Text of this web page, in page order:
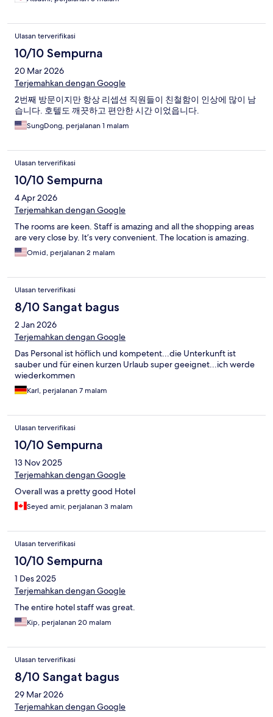
Ulasan terverifikasi
10/10 Sempurna
20 Mar 2026
Terjemahkan dengan Google
2번째 방문이지만 항상 리셉션 직원들이 친철함이 인상에 많이 남
습니다. 호텔도 깨끗하고 편안한 시간 이었읍니다.
SungDong, perjalanan 1 malam
Ulasan terverifikasi
10/10 Sempurna
4 Apr 2026
Terjemahkan dengan Google
The rooms are keen. Staff is amazing and all the shopping areas
are very close by. It’s very convenient. The location is amazing.
Omid, perjalanan 2 malam
Ulasan terverifikasi
8/10 Sangat bagus
2 Jan 2026
Terjemahkan dengan Google
Das Personal ist höflich und kompetent...die Unterkunft ist
sauber und für einen kurzen Urlaub super geeignet...ich werde
wiederkommen
Karl, perjalanan 7 malam
Ulasan terverifikasi
10/10 Sempurna
13 Nov 2025
Terjemahkan dengan Google
Overall was a pretty good Hotel
Seyed amir, perjalanan 3 malam
Ulasan terverifikasi
10/10 Sempurna
1 Des 2025
Terjemahkan dengan Google
The entire hotel staff was great.
Kip, perjalanan 20 malam
Ulasan terverifikasi
8/10 Sangat bagus
29 Mar 2026
Terjemahkan dengan Google